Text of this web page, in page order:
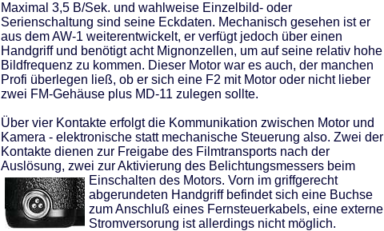
Maximal 3,5 B/Sek. und wahlweise Einzelbild- oder
Serienschaltung sind seine Eckdaten. Mechanisch gesehen ist er
aus dem AW-1 weiterentwickelt, er verfügt jedoch über einen
Handgriff und benötigt acht Mignonzellen, um auf seine relativ hohe
Bildfrequenz zu kommen. Dieser Motor war es auch, der manchen
Profi überlegen ließ, ob er sich eine F2 mit Motor oder nicht lieber
zwei FM-Gehäuse plus MD-11 zulegen sollte.
Über vier Kontakte erfolgt die Kommunikation zwischen Motor und
Kamera - elektronische statt mechanische Steuerung also. Zwei der
Kontakte dienen zur Freigabe des Filmtransports nach der
Auslösung, zwei zur Aktivierung des Belichtungsmessers beim
Einschalten des Motors. Vorn im griffgerecht
abgerundeten Handgriff befindet sich eine Buchse
zum Anschluß eines Fernsteuerkabels, eine externe
Stromversorung ist allerdings nicht möglich.